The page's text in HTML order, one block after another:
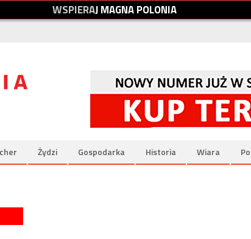
WSPIERAJMAGNAPOLONIA
Żydzi Gospodarka Historia Wiara